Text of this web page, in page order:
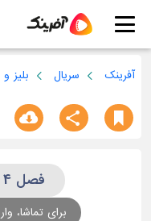
آفرینک سریال بلیز
فصل 4 : قسمت هجدهم
برای تماشا،